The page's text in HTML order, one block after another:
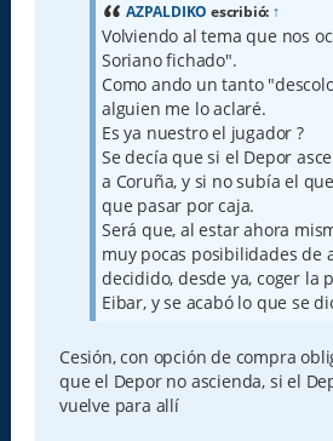
AZPALDIKO escribió: ↑
Volviendo al tema que nos
Soriano fichado".
Como ando un tanto
alguien me lo aclaré.
Es ya nuestro el jugador ?
Se decía que si el Depor
a Coruña, y si no subía el
que pasar por caja.
Será que, al estar ahora
muy pocas posibilidades de
decidido, desde ya, coger la
Eibar, y se acabó lo que se
Cesión, con opción de compra
que el Depor no ascienda, si el
vuelve para allí